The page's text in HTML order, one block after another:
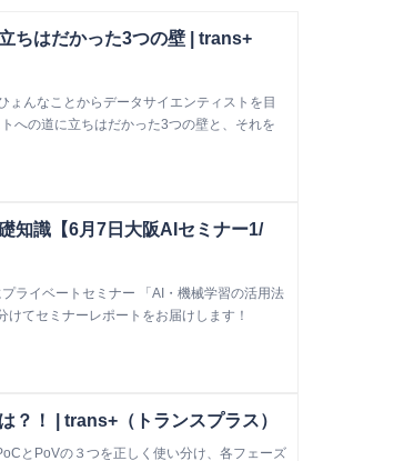
ちはだかった3つの壁 | trans+
ょんなことからデータサイエンティストを目
への道に立ちはだかった3つの壁と、それを
知識【6月7日大阪AIセミナー1/
ライベートセミナー 「AI・機械学習の活用法
てセミナーレポートをお届けします！
？！ | trans+（トランスプラス）
とPoVの３つを正しく使い分け、各フェーズ